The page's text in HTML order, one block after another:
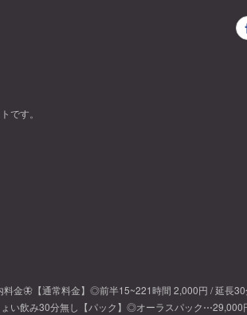
です。
金🦋【通常料金】◎前半15~221時間 2,000円 / 延長
い飲み30分無し【パック】◎オーラスパック